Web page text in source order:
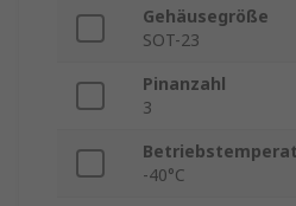
Gehäusegröße
SOT-23
Pinanzahl
3
-40°C